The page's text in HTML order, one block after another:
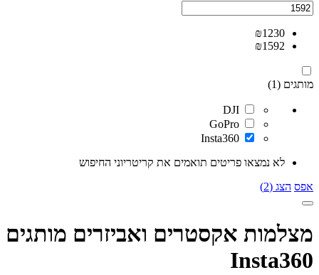
₪1230
₪1592
מותגים (1)
DJI
GoPro
Insta360
לא נמצאו פריטים תואמים את קריטריוני החיפוש
אפס הצג (2)
מצלמות אקסטרים ואביזרים מותגים
Insta360